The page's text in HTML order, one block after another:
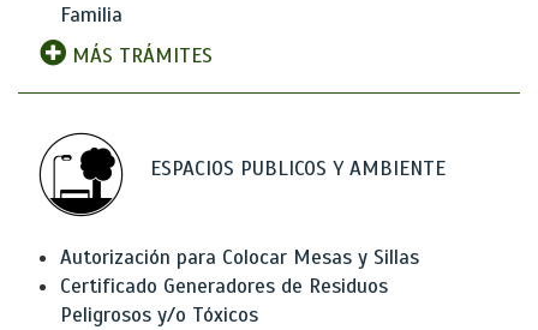
Familia
MÁS TRÁMITES
ESPACIOS PUBLICOS Y AMBIENTE
Autorización para Colocar Mesas y Sillas
Certificado Generadores de Residuos
Peligrosos y/o Tóxicos